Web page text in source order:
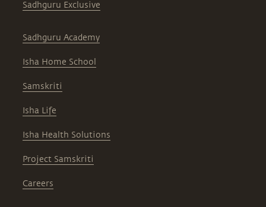
Sadhguru Exclusive
Sadhguru Academy
Isha Home School
Samskriti
Isha Life
Isha Health Solutions
Project Samskriti
Careers